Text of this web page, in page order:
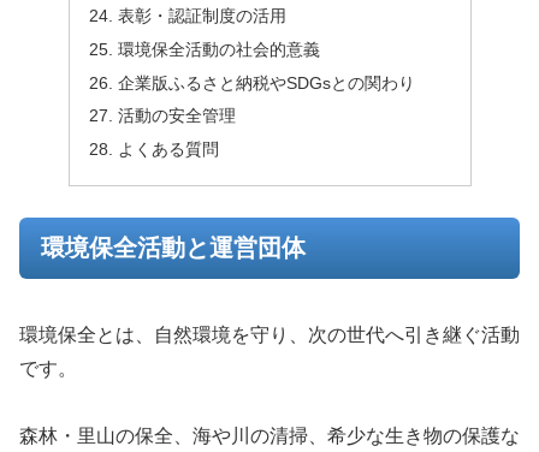
表彰・認証制度の活用
環境保全活動の社会的意義
企業版ふるさと納税やSDGsとの関わり
活動の安全管理
よくある質問
環境保全活動と運営団体
環境保全とは、自然環境を守り、次の世代へ引き継ぐ活動
です。
森林・里山の保全、海や川の清掃、希少な生き物の保護な